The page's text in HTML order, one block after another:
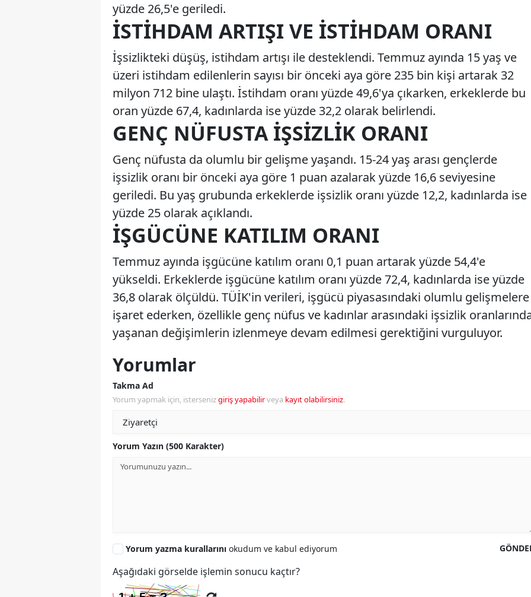
yüzde 26,5'e geriledi.
İSTIHDAM ARTIŞI VE İSTIHDAM ORANI
İşsizlikteki düşüş, istihdam artışı ile desteklendi. Temmuz ayında 15 yaş ve
üzeri istihdam edilenlerin sayısı bir önceki aya göre 235 bin kişi artarak 32
milyon 712 bine ulaştı. İstihdam oranı yüzde 49,6'ya çıkarken, erkeklerde bu
oran yüzde 67,4, kadınlarda ise yüzde 32,2 olarak belirlendi.
GENÇ NÜFUSTA İŞSIZLIK ORANI
Genç nüfusta da olumlu bir gelişme yaşandı. 15-24 yaş arası gençlerde
işsizlik oranı bir önceki aya göre 1 puan azalarak yüzde 16,6 seviyesine
geriledi. Bu yaş grubunda erkeklerde işsizlik oranı yüzde 12,2, kadınlarda ise
yüzde 25 olarak açıklandı.
İŞGÜCÜNE KATILIM ORANI
Temmuz ayında işgücüne katılım oranı 0,1 puan artarak yüzde 54,4'e
yükseldi. Erkeklerde işgücüne katılım oranı yüzde 72,4, kadınlarda ise yüzde
36,8 olarak ölçüldü. TÜİK'in verileri, işgücü piyasasındaki olumlu gelişmelere
işaret ederken, özellikle genç nüfus ve kadınlar arasındaki işsizlik
yaşanan değişimlerin izlenmeye devam edilmesi gerektiğini vurguluyor.
Yorumlar
Takma Ad
Yorum yapmak için, istersenizgiriş yapabilirveya kayıt olabilirsiniz.
Yorum Yazın (500 Karakter)
Yorum yazma kurallarını okudum ve kabul ediyorum
Aşağıdaki görselde işlemin sonucu kaçtır?